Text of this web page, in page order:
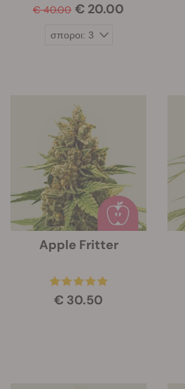
€ 40.00 € 20.00
Apple Fritter
€ 30.50